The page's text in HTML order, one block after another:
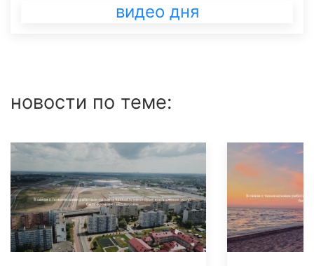
видео дня
новости по теме: